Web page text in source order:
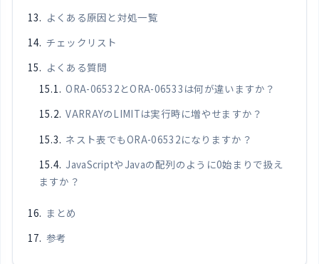
よくある原因と対処一覧
チェックリスト
よくある質問
ORA-06532とORA-06533は何が違いますか？
VARRAYのLIMITは実行時に増やせますか？
ネスト表でもORA-06532になりますか？
JavaScriptやJavaの配列のように0始まりで扱え
ますか？
まとめ
参考